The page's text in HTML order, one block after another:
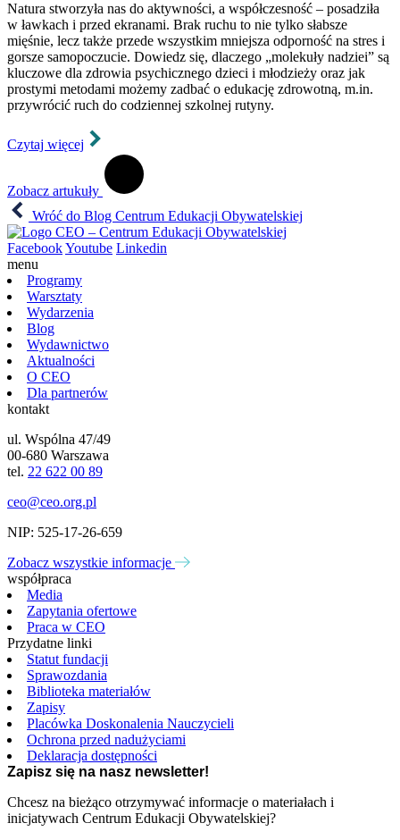
Natura stworzyła nas do aktywności, a współczesność – posadziła
w ławkach i przed ekranami. Brak ruchu to nie tylko słabsze
mięśnie, lecz także przede wszystkim mniejsza odporność na stres i
gorsze samopoczucie. Dowiedz się, dlaczego „molekuły nadziei” są
kluczowe dla zdrowia psychicznego dzieci i młodzieży oraz jak
prostymi metodami możemy zadbać o edukację zdrowotną, m.in.
przywrócić ruch do codziennej szkolnej rutyny.
Czytaj więcej
Zobacz artukuły
Wróć do Blog Centrum Edukacji Obywatelskiej
FacebookYoutube Linkedin
menu
Programy
Warsztaty
Wydarzenia
Blog
Wydawnictwo
Aktualności
O CEO
Dla partnerów
kontakt
ul. Wspólna 47/49
00-680 Warszawa
tel. 22 622 00 89
ceo@ceo.org.pl
NIP: 525-17-26-659
Zobacz wszystkie informacje
współpraca
Media
Zapytania ofertowe
Praca w CEO
Przydatne linki
Statut fundacji
Sprawozdania
Biblioteka materiałów
Zapisy
Placówka Doskonalenia Nauczycieli
Ochrona przed nadużyciami
Deklaracja dostępności
Zapisz się na nasz newsletter!
Chcesz na bieżąco otrzymywać informacje o materiałach i
inicjatywach Centrum Edukacji Obywatelskiej?